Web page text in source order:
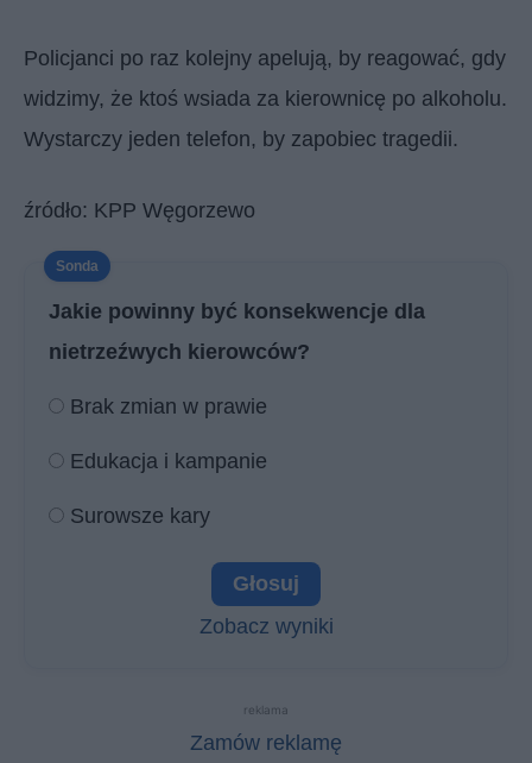
Policjanci po raz kolejny apelują, by reagować, gdy
widzimy, że ktoś wsiada za kierownicę po alkoholu.
Wystarczy jeden telefon, by zapobiec tragedii.
źródło: KPP Węgorzewo
Jakie powinny być konsekwencje dla
nietrzeźwych kierowców?
Brak zmian w prawie
Edukacja i kampanie
Surowsze kary
Zobacz wyniki
reklama
Zamów reklamę